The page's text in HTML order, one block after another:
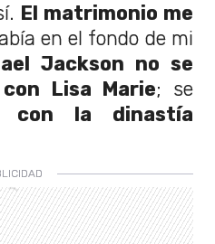
El matrimonio me
en el fondo de mi
Jackson no se
Lisa Marie; se
con la dinastía